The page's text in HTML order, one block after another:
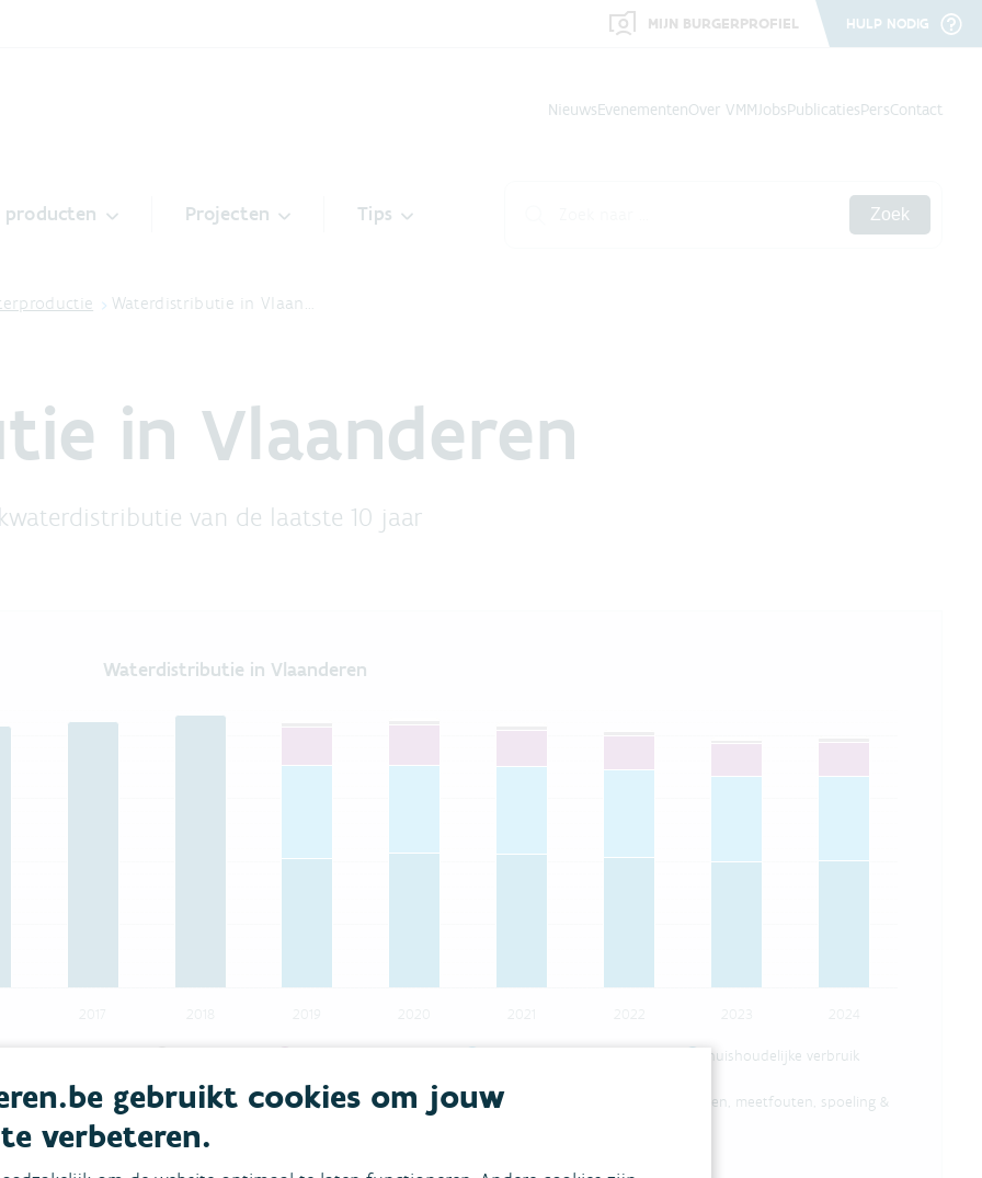
MIJN BURGERPROFIEL HULP NODIG
NieuwsEvenementenOver VMMJobsPublicatiesPersContact
producten Projecten Tips Zoek
Waterdistributie in Vlaan…
in Vlaanderen
van de laatste 10 jaar
Waterdistributie in Vlaanderen
huishoudelijke verbruik
verbruik (huishoudens en niet-huishoudens) en het niet-gefactureerd (schatting van de effectieve verliezen, meetfouten, spoeling &
gebruikt cookies om jouw
verbeteren.